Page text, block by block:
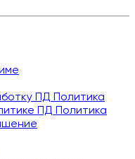
ПД Политика
ПД Политика